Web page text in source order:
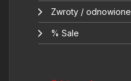
Zwroty / odnowione
% Sale